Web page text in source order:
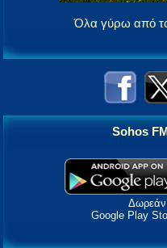
Όλα γύρω από
Sohos
Δωρεάν
Google Play